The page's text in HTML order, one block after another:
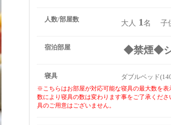
人数/部屋数 大人 1名 子
宿泊部屋 ◆禁煙◆
寝具 ダブルベッド
※こちらはお部屋が対応可能な寝具の最大数を表
数により寝具の数は変わります事をご了承くだ
具のご用意はございません。